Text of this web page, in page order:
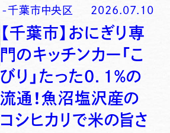
-千葉市中央区 2026.07.10
【千葉市】おにぎり専
門のキッチンカー「こ
びり」たった0．1％の
流通！魚沼塩沢産の
コシヒカリで米の旨さ